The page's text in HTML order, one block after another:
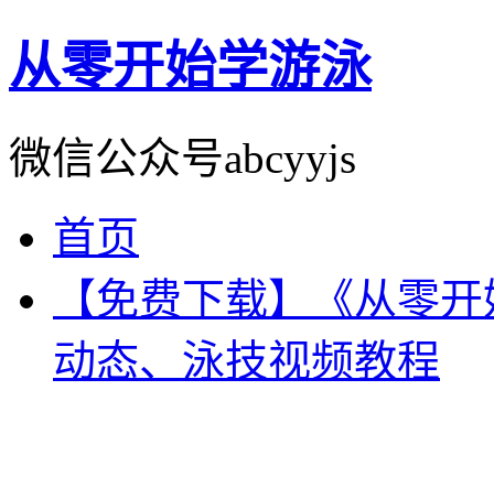
从零开始学游泳
微信公众号abcyyjs
首页
【免费下载】《从零
动态、泳技视频教程